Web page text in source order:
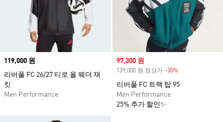
Price
119,000 원
리버풀 FC 26/27 티로 올 웨더 재
킷
Men Performance
Sale price
97,300 원
139,000 원 정상가 -30%
리버풀 FC 트랙 탑 95
Men Performance
25% 추가 할인✨